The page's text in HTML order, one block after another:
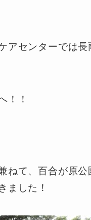
アセンターでは長
！！
ねて、百合が原公
ました！